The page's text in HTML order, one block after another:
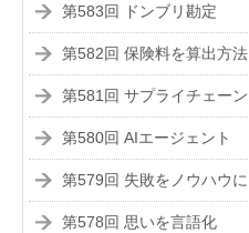
第583回 ドンブリ勘定
第582回 保険料を算出方法
第581回 サプライチェーン
第580回 AIエージェント
第579回 失敗をノウハウに
第578回 思いを言語化